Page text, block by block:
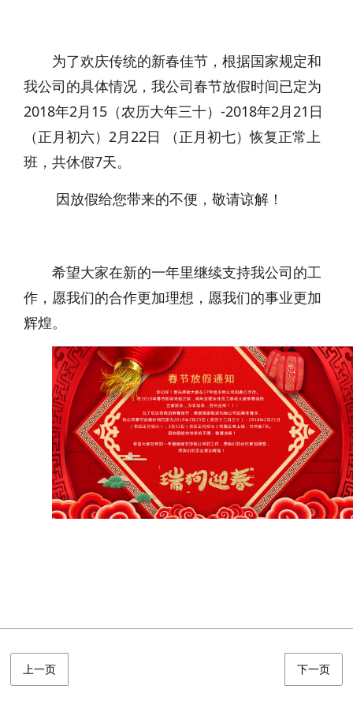
为了欢庆传统的新春佳节，根据国家规定和
我公司的具体情况，我公司春节放假时间已定为
2018年2月15（农历大年三十）-2018年2月21日
（正月初六）2月22日 （正月初七）恢复正常上
班，共休假7天。
因放假给您带来的不便，敬请谅解！
希望大家在新的一年里继续支持我公司的工
作，愿我们的合作更加理想，愿我们的事业更加
辉煌。
上一页 下一页